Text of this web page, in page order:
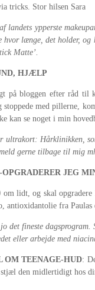
tricks. Stor hilsen Sara
landets ypperste
hvor længe, det holder,
Matte’.
HJÆLP
på bloggen efter råd til
stoppede med pillerne,
kan se noget i min
ultrakort: Hårklinikken,
gerne tilbage til mig
JEG
lidt, og skal
fra Paulas
det fineste
eller arbejde med
OM TEENAGE-HUD:
den midlertidigt hos